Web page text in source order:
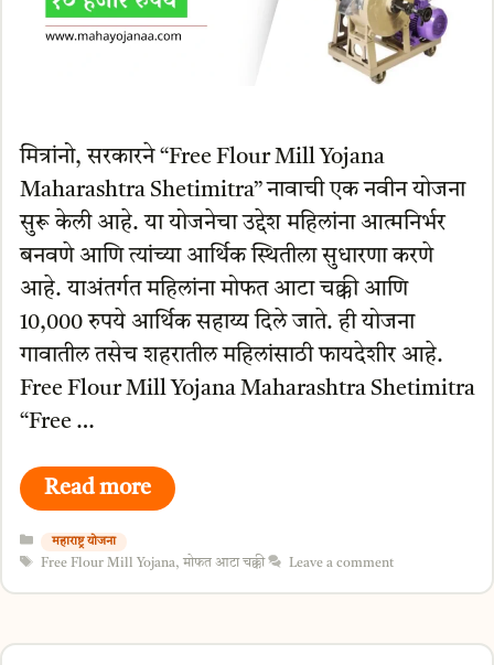
मित्रांनो, सरकारने “Free Flour Mill Yojana
Maharashtra Shetimitra” नावाची एक नवीन योजना
सुरू केली आहे. या योजनेचा उद्देश महिलांना आत्मनिर्भर
बनवणे आणि त्यांच्या आर्थिक स्थितीला सुधारणा करणे
आहे. याअंतर्गत महिलांना मोफत आटा चक्की आणि
10,000 रुपये आर्थिक सहाय्य दिले जाते. ही योजना
गावातील तसेच शहरातील महिलांसाठी फायदेशीर आहे.
Free Flour Mill Yojana Maharashtra Shetimitra
“Free …
Read more
Categories
महाराष्ट्र योजना
Tags
Free Flour Mill Yojana, मोफत आटा चक्की Leave a comment